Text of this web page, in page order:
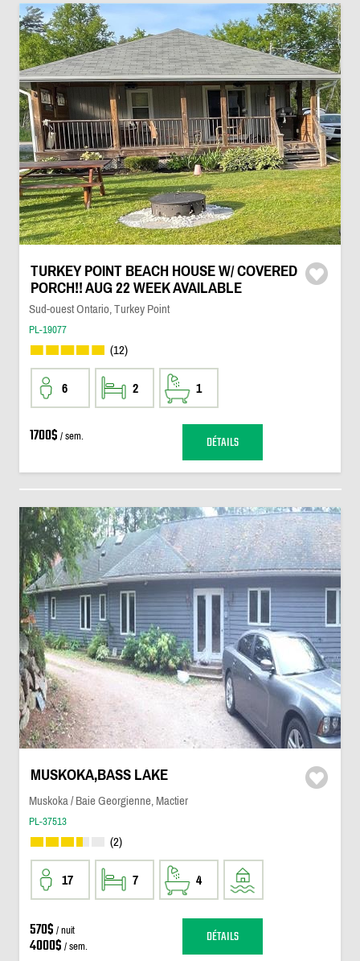
TURKEY POINT BEACH HOUSE W/ COVERED
PORCH!! AUG 22 WEEK AVAILABLE
Sud-ouest Ontario, Turkey Point
PL-19077
(12)
6 2 1
1700$ / sem. DÉTAILS
MUSKOKA,BASS LAKE
Muskoka / Baie Georgienne, Mactier
PL-37513
(2)
17 7 4
570$ / nuit
4000$ / sem. DÉTAILS